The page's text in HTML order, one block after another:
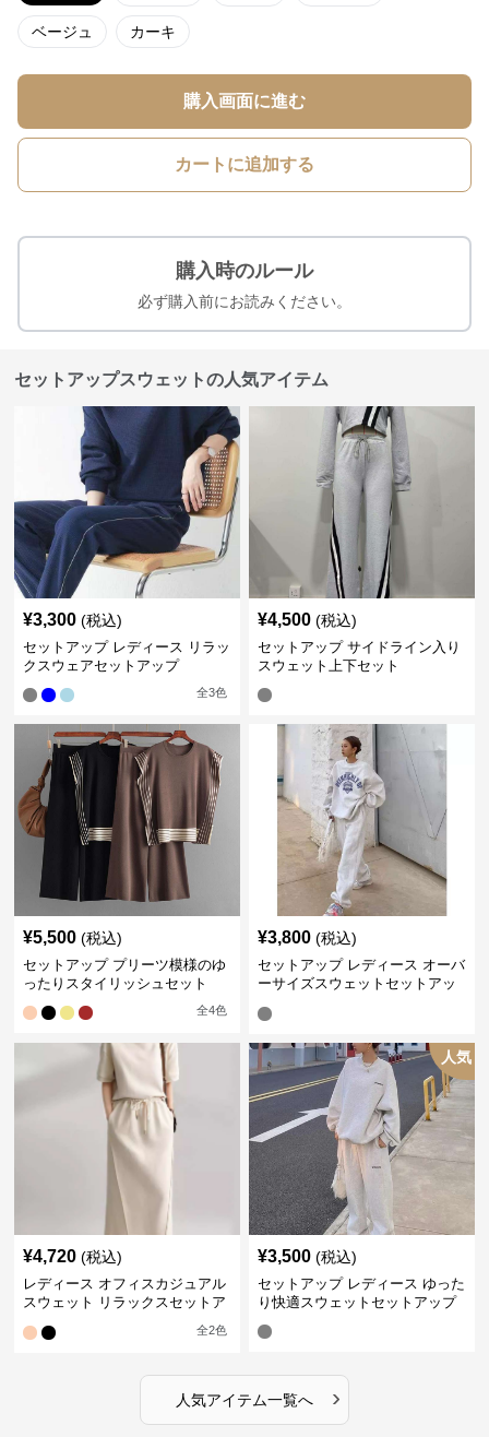
ベージュ カーキ
購入画面に進む
カートに追加する
購入時のルール
必ず購入前にお読みください。
セットアップスウェットの人気アイテム
¥3,300 (税込)
セットアップ レディース リラッ
クスウェアセットアップ
全3色
¥4,500 (税込)
セットアップ サイドライン入り
スウェット上下セット
¥5,500 (税込)
セットアップ プリーツ模様のゆ
ったりスタイリッシュセット
全4色
¥3,800 (税込)
セットアップ レディース オーバ
ーサイズスウェットセットアッ
¥4,720 (税込)
レディース オフィスカジュアル
スウェット リラックスセットア
全2色
人気
¥3,500 (税込)
セットアップ レディース ゆった
り快適スウェットセットアップ
人気アイテム一覧へ ›